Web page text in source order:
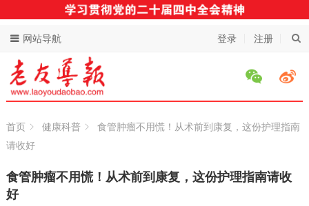
登录 注册
网站导航
首页 健康科普
食管肿瘤不用慌！从术前到康复，这份护理指南
请收好
食管肿瘤不用慌！从术前到康复，这份护理指南请收
好